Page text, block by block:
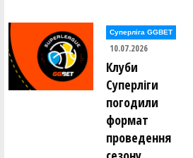
Сергій Шевченко (БРОДЯГИ (Київ))
Ігор Шило (РАЙФ (Київ))
Сергій Юрченко (БРОДЯГИ (Київ))
Суперліга GGBET
10.07.2026
Клуби
Суперліги
погодили
формат
проведення